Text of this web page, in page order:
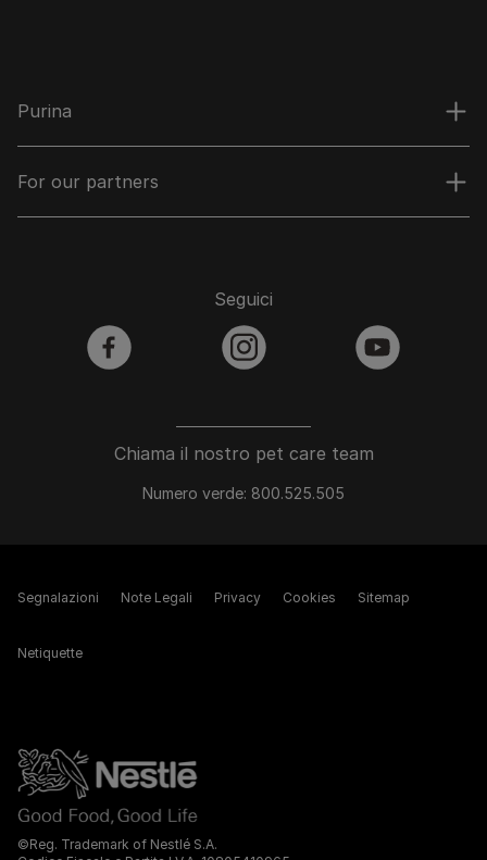
Purina
For our partners
Chiama il nostro pet care team
Numero verde: 800.525.505
Seguici
facebook instagram youtube
©Reg. Trademark of Nestlé S.A.
Segnalazioni Note Legali Privacy Cookies Sitemap
Netiquette